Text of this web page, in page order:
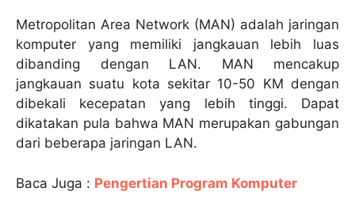
Metropolitan Area Network (MAN) adalah jaringan
komputer yang memiliki jangkauan lebih luas
dibanding dengan LAN. MAN mencakup
jangkauan suatu kota sekitar 10-50 KM dengan
dibekali kecepatan yang lebih tinggi. Dapat
dikatakan pula bahwa MAN merupakan gabungan
dari beberapa jaringan LAN.
Baca Juga : Pengertian Program Komputer